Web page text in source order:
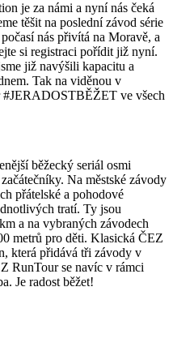
je za námi a nyní nás čeká
těšit na poslední závod série
nás přivítá na Moravě, a
si registraci pořídit již nyní.
již navýšili kapacitu a
Tak na viděnou v
ve všech
běžecký seriál osmi
Na městské závody
přátelské a pohodové
tratí. Ty jsou
a na vybraných závodech
metrů pro děti. Klasická ČEZ
která přidává tři závody v
RunTour se navíc v rámci
Je radost běžet!